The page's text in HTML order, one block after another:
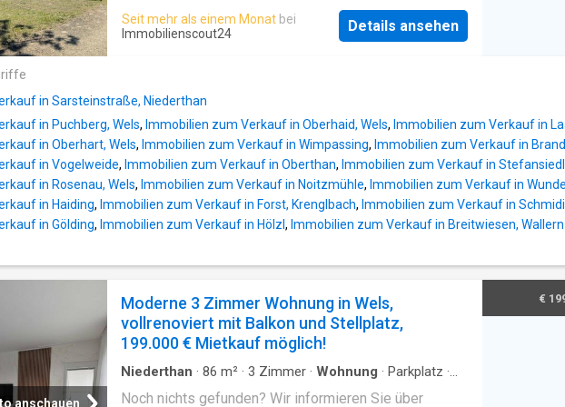
komfortablen Wohnraumlüftung mit
Wärmerückgewinnung – für frische Luft in allen
Klasse A).EckdatenWohnfläche: ca. 80 m² (79,98
m²)Zimmer: 3 (
Funktionalität und bester Lage.Die Wohnung verfügt
über zwei helle und freundliche Zimmer, die Ihnen
Teilrenovierung verleiht der Immobilie einen modernen
und gepflegten Charakter, sodass Sie nur noch Ihre
persönliche Note hinzufügen müssen.Genießen Sie
entspannte Stunden auf dem Balkon, der Ihnen einen
Rückzugsort im Freien bietet und zu gemütlichen
Abenden einlädt. Für Komfort sorgt zudem eine
Garage, die Ihnen sicheren Stellplatz für Ihr Fahrzeug
an kalten Tagen, während der Personenaufzug den
Hochwertige Doppel- bzw. Mehrfachverglasung sorgt
für
Seit mehr als einem Monat bei
Immobilienscout24
Details ansehen
in Sarsteinstraße, Niederthan
in Puchberg, Wels, Immobilien zum Verkauf in Oberhaid, Wels, Immobilien zum Verkauf in
in Oberhart, Wels, Immobilien zum Verkauf in Wimpassing, Immobilien zum Verkauf in
in Vogelweide, Immobilien zum Verkauf in Oberthan, Immobilien zum Verkauf in
in Rosenau, Wels, Immobilien zum Verkauf in Noitzmühle, Immobilien zum Verkauf in
in Haiding, Immobilien zum Verkauf in Forst, Krenglbach, Immobilien zum Verkauf in
in Gölding, Immobilien zum Verkauf in Hölzl , Immobilien zum Verkauf in Breitwiesen,
anschauen
Moderne 3 Zimmer Wohnung in Wels,
vollrenoviert mit Balkon und Stellplatz,
199.000 € Mietkauf möglich!
Niederthan · 86 m² · 3 Zimmer · Wohnung · Parkplatz ·
Noch nichts gefunden? Wir informieren Sie über
€